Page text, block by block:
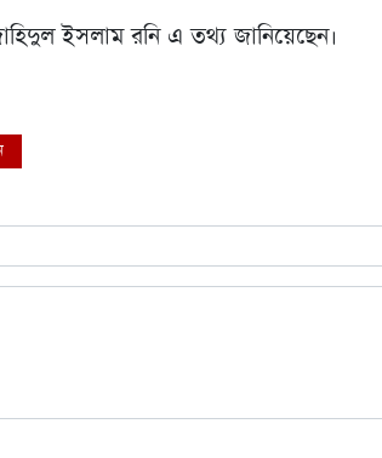
জাহিদুল ইসলাম রনি এ তথ্য জানিয়েছেন।